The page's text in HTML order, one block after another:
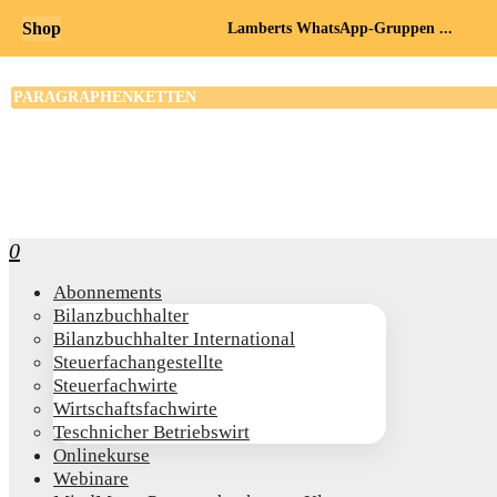
0
Abon­ne­ments
Bilanz­buch­hal­ter
Bilanz­buch­hal­ter International
Steu­er­fach­an­ge­stell­te
Steu­er­fach­wir­te
Wirt­schafts­fach­wir­te
Teschni­cher Betriebswirt
Online­kur­se
Web­i­na­re
Shop Lamberts WhatsApp-Gruppen ...